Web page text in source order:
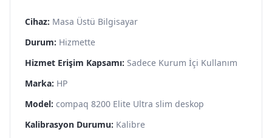
Cihaz: Masa Üstü Bilgisayar
Durum: Hizmette
Hizmet Erişim Kapsamı: Sadece Kurum İçi Kullanım
Marka: HP
Model: compaq 8200 Elite Ultra slim deskop
Kalibrasyon Durumu: Kalibre